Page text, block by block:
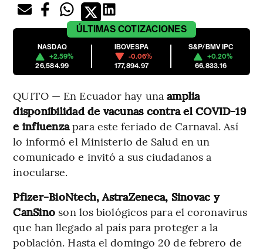
ÚLTIMAS COTIZACIONES
NASDAQ
+2.59%
26,584.99
IBOVESPA
-0.06%
177,894.97
S&P/BMV IPC
+0.20%
66,833.16
QUITO — En Ecuador hay unaamplia
disponibilidad de vacunas contra el COVID-19
e influenzapara este feriado de Carnaval. Así
lo informó el Ministerio de Salud en un
comunicado e invitó a sus ciudadanos a
inocularse.
Pfizer-BioNtech, AstraZeneca, Sinovac y
CanSino son los biológicos para el coronavirus
que han llegado al país para proteger a la
población. Hasta el domingo 20 de febrero de